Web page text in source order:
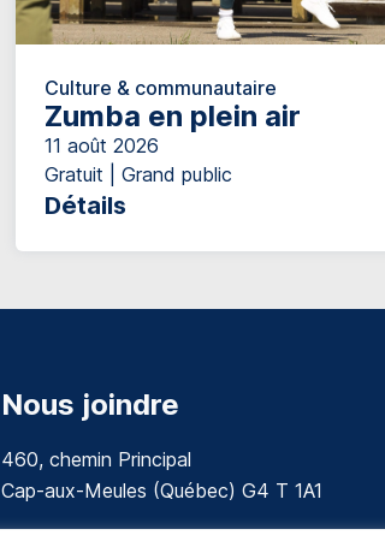
Culture & communautaire
Zumba en plein air
11 août 2026
Gratuit | Grand public
Détails
Nous joindre
460, chemin Principal
Cap-aux-Meules (Québec) G4 T 1A1